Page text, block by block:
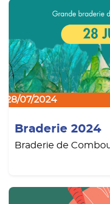
28/07/2024
Braderie 2024
Braderie de